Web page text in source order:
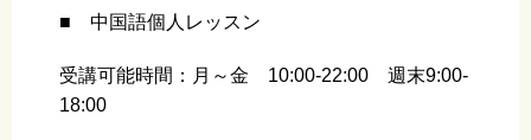
■ 中国語個人レッスン
受講可能時間：月～金 10:00-22:00 週末9:00-
18:00